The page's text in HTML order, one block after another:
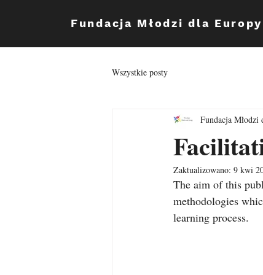
Fundacja Młodzi dla Europy
Wszystkie posty
Fundacja Młodzi
Zaktualizowano: 9 kwi
The aim of this
methodologies
learning process.